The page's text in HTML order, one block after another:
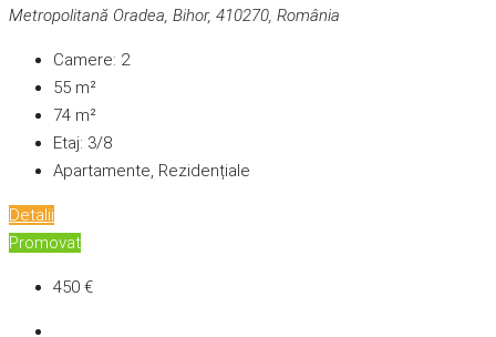
Metropolitană Oradea, Bihor, 410270, România
Camere: 2
55 m²
74 m²
Etaj: 3/8
Apartamente, Rezidențiale
Detalii
Promovat
450 €